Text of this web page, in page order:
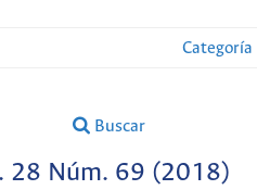
Buscar
28 Núm. 69 (2018)